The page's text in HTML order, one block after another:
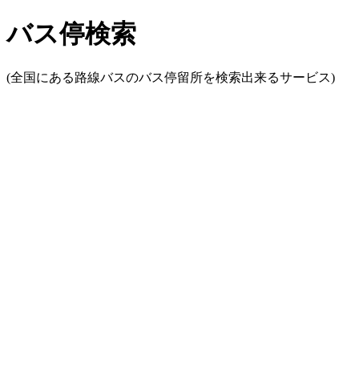
バス停検索
(全国にある路線バスのバス停留所を検索出来るサービス)